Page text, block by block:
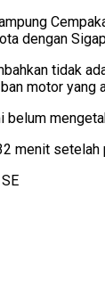
dengan
tidak
motor yang
belum
menit